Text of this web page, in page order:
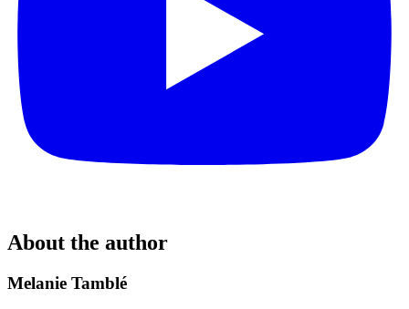
About the author
Melanie Tamblé